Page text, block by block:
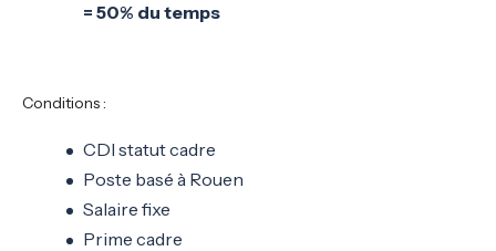
= 50% du temps
Conditions :
CDI statut cadre
Poste basé à Rouen
Salaire fixe
Prime cadre